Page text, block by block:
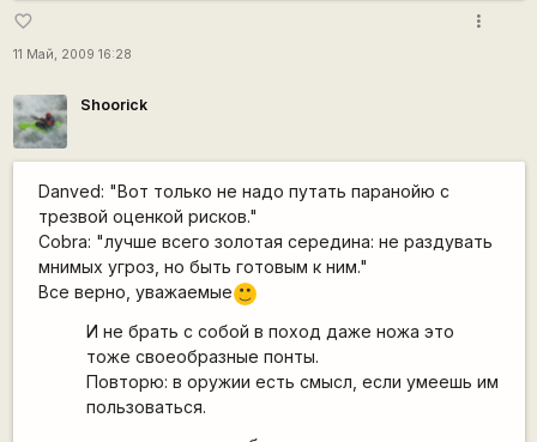
favorite_border
11 Май, 2009 16:28
more_vert
Shoorick
Danved: "Вот только не надо путать паранойю с
трезвой оценкой рисков."
Cobra: "лучше всего золотая середина: не раздувать
мнимых угроз, но быть готовым к ним."
Все верно, уважаемые :)
И не брать с собой в поход даже ножа это
тоже своеобразные понты.
Повторю: в оружии есть смысл, если умеешь им
пользоваться.